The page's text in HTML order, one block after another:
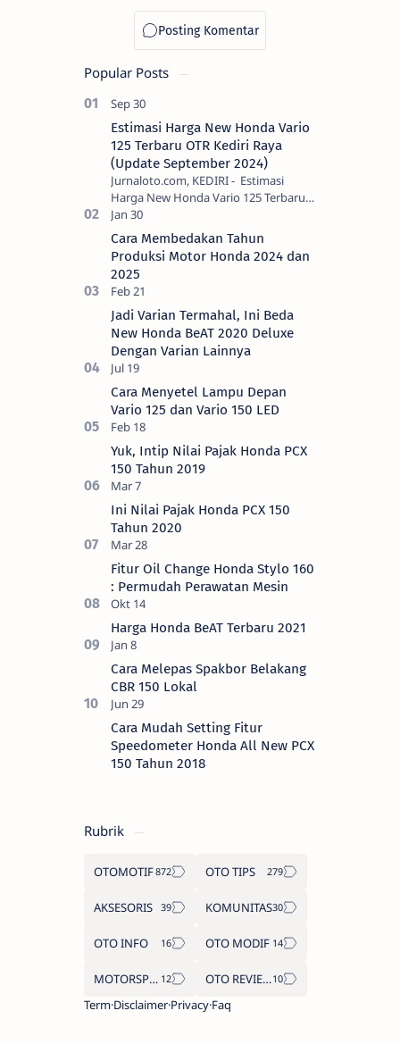
Popular Posts
Estimasi Harga New Honda Vario
125 Terbaru OTR Kediri Raya
(Update September 2024)
Jurnaloto.com, KEDIRI - Estimasi
Harga New Honda Vario 125 Terbaru
OTR Kediri Raya (Update September
2024) Brosis sekalian, PT Astra Honda
Motor (AH…
Cara Membedakan Tahun
Produksi Motor Honda 2024 dan
2025
Jadi Varian Termahal, Ini Beda
New Honda BeAT 2020 Deluxe
Dengan Varian Lainnya
Cara Menyetel Lampu Depan
Vario 125 dan Vario 150 LED
Yuk, Intip Nilai Pajak Honda PCX
150 Tahun 2019
Ini Nilai Pajak Honda PCX 150
Tahun 2020
Fitur Oil Change Honda Stylo 160
: Permudah Perawatan Mesin
Harga Honda BeAT Terbaru 2021
Cara Melepas Spakbor Belakang
CBR 150 Lokal
Cara Mudah Setting Fitur
Speedometer Honda All New PCX
150 Tahun 2018
Rubrik
OTOMOTIF OTO TIPS
AKSESORIS KOMUNITAS
OTO INFO OTO MODIF
MOTORSPORT
OTO REVIEW
Term Disclaimer Privacy Faq